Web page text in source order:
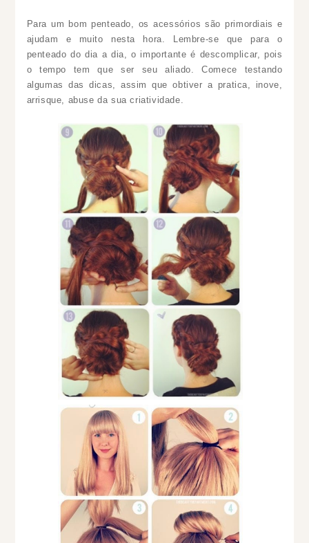
Para um bom penteado, os acessórios são primordiais e
ajudam e muito nesta hora. Lembre-se que para o
penteado do dia a dia, o importante é descomplicar, pois
o tempo tem que ser seu aliado. Comece testando
algumas das dicas, assim que obtiver a pratica, inove,
arrisque, abuse da sua criatividade.